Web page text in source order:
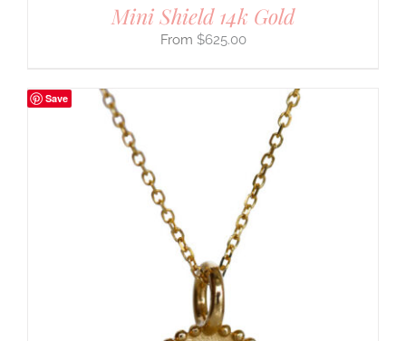
Mini Shield 14k Gold
$625.00
Save